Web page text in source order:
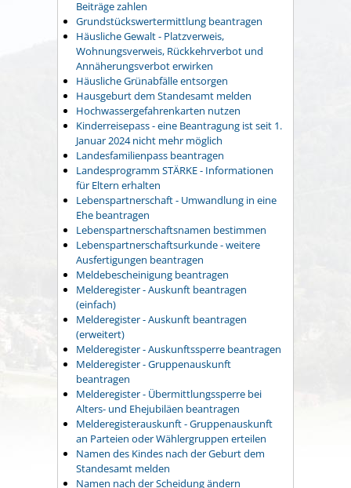
Beiträge zahlen
Grundstückswertermittlung beantragen
Häusliche Gewalt - Platzverweis,
Wohnungsverweis, Rückkehrverbot und
Annäherungsverbot erwirken
Häusliche Grünabfälle entsorgen
Hausgeburt dem Standesamt melden
Hochwassergefahrenkarten nutzen
Kinderreisepass - eine Beantragung ist seit 1.
Januar 2024 nicht mehr möglich
Landesfamilienpass beantragen
Landesprogramm STÄRKE - Informationen
für Eltern erhalten
Lebenspartnerschaft - Umwandlung in eine
Ehe beantragen
Lebenspartnerschaftsnamen bestimmen
Lebenspartnerschaftsurkunde - weitere
Ausfertigungen beantragen
Meldebescheinigung beantragen
Melderegister - Auskunft beantragen
(einfach)
Melderegister - Auskunft beantragen
(erweitert)
Melderegister - Auskunftssperre beantragen
Melderegister - Gruppenauskunft
beantragen
Melderegister - Übermittlungssperre bei
Alters- und Ehejubiläen beantragen
Melderegisterauskunft - Gruppenauskunft
an Parteien oder Wählergruppen erteilen
Namen des Kindes nach der Geburt dem
Standesamt melden
Namen nach der Scheidung ändern